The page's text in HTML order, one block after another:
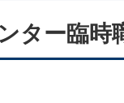
ター臨